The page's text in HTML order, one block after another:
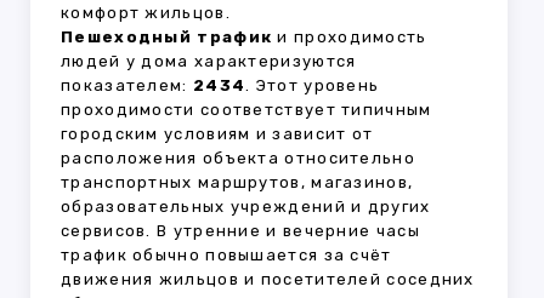
комфорт жильцов.
Пешеходный трафик и проходимость
людей у дома характеризуются
показателем: 2434. Этот уровень
проходимости соответствует типичным
городским условиям и зависит от
расположения объекта относительно
транспортных маршрутов, магазинов,
образовательных учреждений и других
сервисов. В утренние и вечерние часы
трафик обычно повышается за счёт
движения жильцов и посетителей соседних